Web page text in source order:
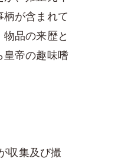
が含まれて
品の来歴と
皇帝の趣味嗜
収集及び撮